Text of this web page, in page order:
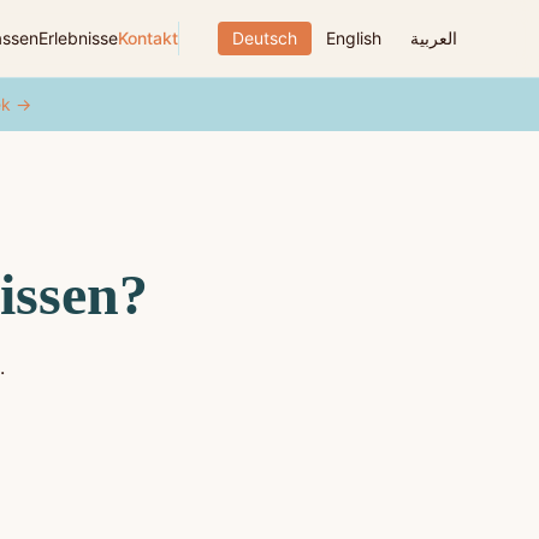
ErlebnisseKontakt Deutsch English العربية
→